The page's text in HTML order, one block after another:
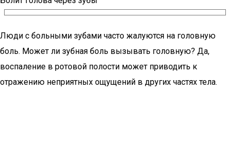
Люди с больными зубами часто жалуются на головную
боль. Может ли зубная боль вызывать головную? Да,
воспаление в ротовой полости может приводить к
отражению неприятных ощущений в других частях тела.